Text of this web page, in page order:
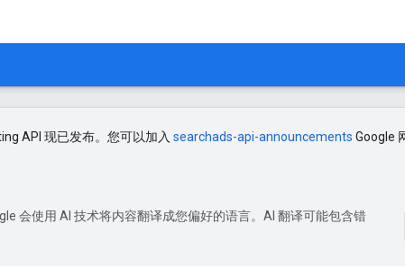
API 现已发布。您可以加入 searchads-api-announcements Google
会使用 AI 技术将内容翻译成您偏好的语言。AI 翻译可能包含错